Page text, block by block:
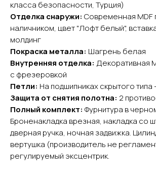
класса безопасности, Турция)
Отделка снаружи: Современная MDF
наличником, цвет "Лофт белый",
молдинг
Покраска металла: Шагрень белая
Внутренняя отделка: Декоративная
с фрезеровкой
Петли: На подшипниках скрытого типа
Защита от снятия полотна: 2
Полный комплект: Фурнитура в
Броненакладка врезная, накладка со
дверная ручка, ночная задвижка.
вертушка (производитель не
регулируемый эксцентрик.
Контакты
О компании
Доставка и оплата
Акции
Арки
Межкомнатные двери
Входные двери
+7 (985) 279 63 04
Контакты
Каталог